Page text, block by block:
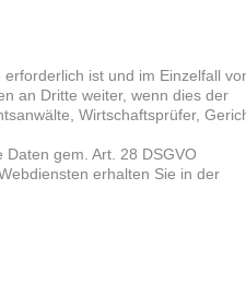
ist und im Einzelfall
an Dritte weiter, wenn dies der
Wirtschaftsprüfer,
gem. Art. 28 DSGVO
erhalten Sie in der